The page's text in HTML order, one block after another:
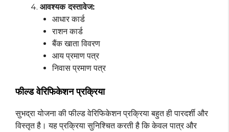
आवश्यक दस्तावेज:
आधार कार्ड
राशन कार्ड
बैंक खाता विवरण
आय प्रमाण पत्र
निवास प्रमाण पत्र
फील्ड वेरिफिकेशन प्रक्रिया
सुभद्रा योजना की फील्ड वेरिफिकेशन प्रक्रिया बहुत ही पारदर्शी और
विस्तृत है। यह प्रक्रिया सुनिश्चित करती है कि केवल पात्र और